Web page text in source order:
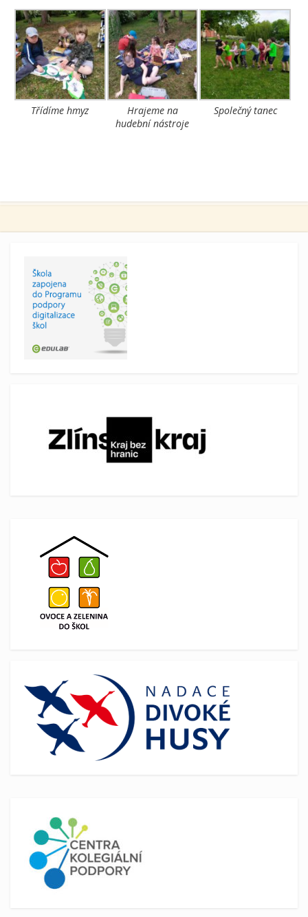
Třídíme hmyz
Hrajeme na
hudební nástroje
Společný tanec